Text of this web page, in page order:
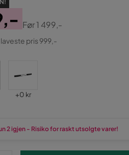
Før1 499,-
pris 999,-
Pris
+0 kr
2 igjen - Risiko for raskt utsolgte varer!